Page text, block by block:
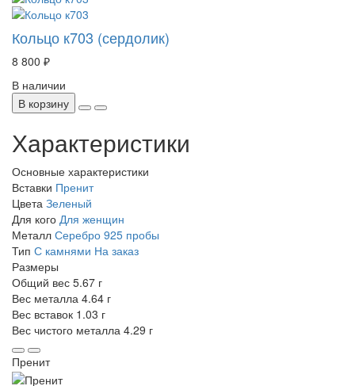
Кольцо к703 (сердолик)
8 800 ₽
В наличии
В корзину
Характеристики
Основные характеристики
Вставки Пренит
Цвета Зеленый
Для кого Для женщин
Металл Серебро 925 пробы
Тип С камнями На заказ
Размеры
Общий вес 5.67 г
Вес металла 4.64 г
Вес вставок 1.03 г
Вес чистого металла 4.29 г
Пренит